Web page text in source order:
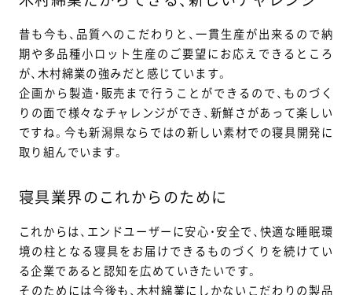
昔も今も、品質へのこだわりと、一貫生産が出来るので納
期や多品種小ロット生産のご要望にお応えできるところ
が、木村綿業の強みだと感じています。
企画から製造・販売まで行うことができるので、ものづく
りの面で様々なチャレンジができ、新鮮さがあって楽しい
ですね。今も新潟県ならではの新しい素材での寝具開発に
取り組んでいます。
寝具業界のこれからのために
これからは、エンドユーザーに安心・安全で、快適な睡眠環
境の柱となる寝具をお届けできるものづくりを続けてい
る企業であると認知を広めていきたいです。
そのためには今後も、木村綿業にしかないこだわりの製品